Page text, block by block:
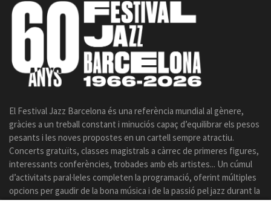
El Festival Jazz Barcelona és una referència mundial al gènere,
gràcies a un treball constant i minuciós capaç d’equilibrar els pesos
pesants i les noves propostes en un cartell sempre atractiu.
Concerts gratuïts, classes magistrals a càrrec de primeres figures,
interessants conferències, trobades amb els artistes... Un cúmul
d’activitats paral·leles completen la programació, oferint múltiples
opcions per gaudir de la bona música i de la passió pel jazz durant la
celebració del certamen.